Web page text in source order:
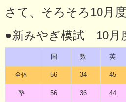
さて、そろそろ10月
●新みやぎ模試 10月
国 数 英
全体 56 34 45
塾 56 36 44